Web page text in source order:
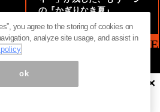
の『かぎりなき夏』
MAG2 NEWS HEADLINE
者に属します。無断転載を禁じます。 ©
×
you agree to the storing of cookies on
analyze site usage, and assist in
ok